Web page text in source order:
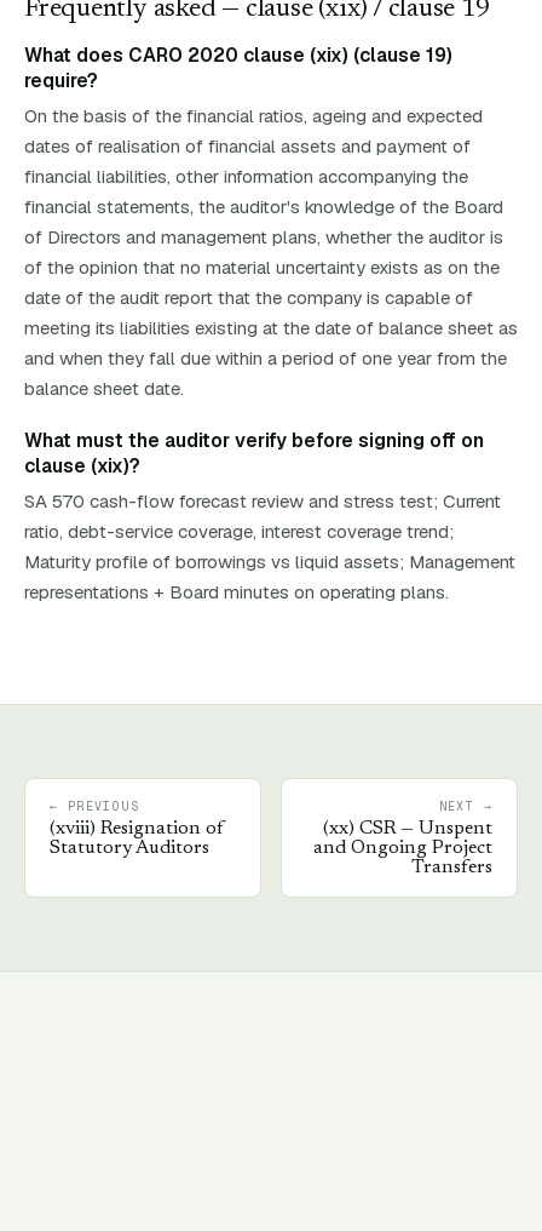
Frequently asked — clause (xix) / clause 19
What does CARO 2020 clause (xix) (clause 19)
require?
On the basis of the financial ratios, ageing and expected
dates of realisation of financial assets and payment of
financial liabilities, other information accompanying the
financial statements, the auditor's knowledge of the Board
of Directors and management plans, whether the auditor is
of the opinion that no material uncertainty exists as on the
date of the audit report that the company is capable of
meeting its liabilities existing at the date of balance sheet as
and when they fall due within a period of one year from the
balance sheet date.
What must the auditor verify before signing off on
clause (xix)?
SA 570 cash-flow forecast review and stress test; Current
ratio, debt-service coverage, interest coverage trend;
Maturity profile of borrowings vs liquid assets; Management
representations + Board minutes on operating plans.
← PREVIOUS
(xviii) Resignation of
Statutory Auditors
NEXT →
(xx) CSR — Unspent
and Ongoing Project
Transfers